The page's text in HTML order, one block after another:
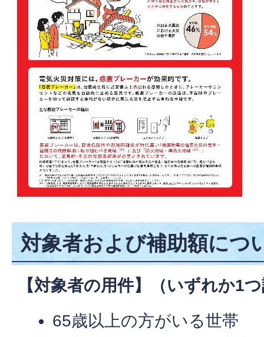
対象者および補助額につ
【対象者の用件】（いずれか1
65歳以上の方がいる世帯